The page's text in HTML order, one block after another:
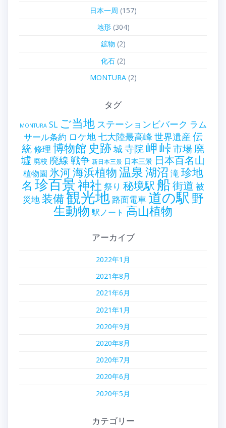
日本一周 (157)
地形(304)
鉱物 (2)
化石(2)
MONTURA(2)
タグ
MONTURA SL ご当地 ステーションビバーク ラム
サール条約 ロケ地七大陸最高峰 世界遺産 伝
統修理 博物館 史跡城寺院岬峠市場廃
墟 廃校 廃線戦争 新日本三景 日本三景 日本百名山
植物園 氷河海浜植物温泉湖沼 滝珍地
名 珍百景神社 祭り 秘境駅 船街道 被
災地装備観光地 路面電車道の駅野
生動物 駅ノート 高山植物
アーカイブ
2022年1月
2021年8月
2021年6月
2021年1月
2020年9月
2020年8月
2020年7月
2020年6月
2020年5月
カテゴリー